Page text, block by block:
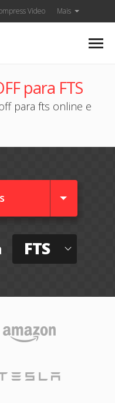
Video Mais
para FTS
para fts online e
FTS